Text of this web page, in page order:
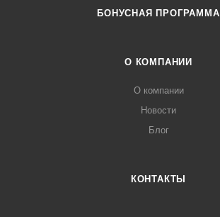
БОНУСНАЯ ПРОГРАММА
О КОМПАНИИ
О компании
Новости
Блог
КОНТАКТЫ